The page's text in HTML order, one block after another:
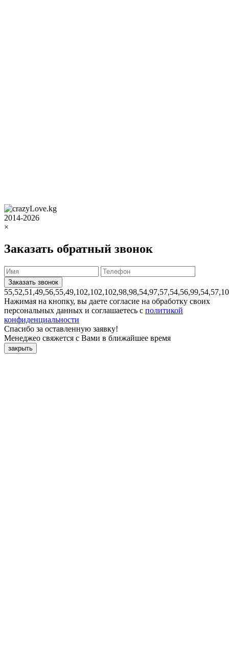
2014-2026
×
Заказать обратный звонок
Нажимая на кнопку, вы даете согласие на обработку своих
персональных данных и соглашаетесь с политикой
конфиденциальности
Спасибо за оставленную заявку!
Менеджео свяжется с Вами в ближайшее время
закрыть